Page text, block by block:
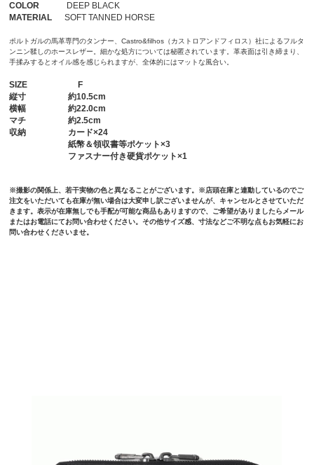
COLOR DEEP BLACK
MATERIAL SOFT TANNED HORSE
ポルトガルの馬革専門のタンナー、Castro&filhos（カストロアンドフィロス）社によるフルタ
ンニン鞣しのホースレザー。細かな処方については秘匿されています。革表面は引き締まり、
手揉みするとオイル感を感じられますが、全体的にはマットな風合い。
SIZE
F
縦寸 約10.5cm
横幅 約22.0cm
マチ 約2.5cm
収納 カード×24
紙幣＆領収書等ポケット×3
ファスナー付き硬貨ポケット×1
※撮影の関係上、若干実物の色と異なることがございます。※店頭在庫と連動しているのでご
注文をいただいても在庫が無い場合は大変申し訳ございませんが、キャンセルとさせていただ
きます。表示が在庫無しでも手配が可能な商品もありますので、ご希望がありましたらメール
またはお電話にてお問い合わせください。その他サイズ感、寸法などご不明な点もお気軽にお
問い合わせくださいませ。